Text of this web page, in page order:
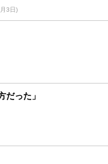
3日)
だった」